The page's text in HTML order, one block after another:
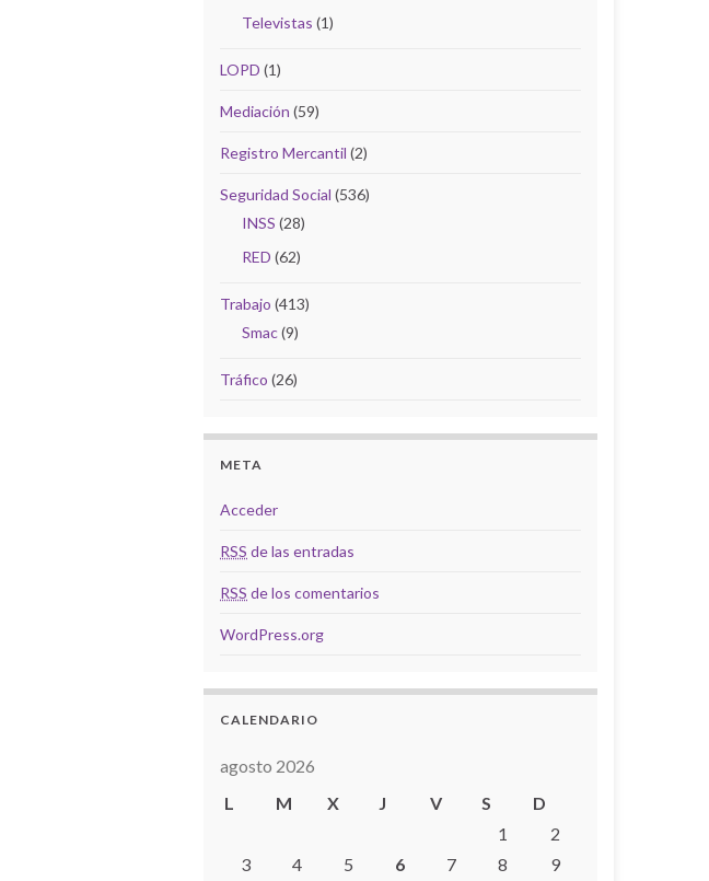
Televistas (1)
LOPD (1)
Mediación (59)
Registro Mercantil (2)
Seguridad Social (536)
INSS (28)
RED (62)
Trabajo (413)
Smac(9)
Tráfico (26)
META
Acceder
RSS de las entradas
RSS de los comentarios
WordPress.org
CALENDARIO
agosto 2026
L
M X J V S
D
1
2
3
4 5 6 7 8 9